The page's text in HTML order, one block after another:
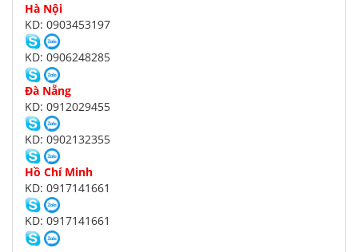
Hà Nội
KD: 0903453197
KD: 0906248285
Đà Nẵng
KD: 0912029455
KD: 0902132355
Hồ Chí Minh
KD: 0917141661
KD: 0917141661